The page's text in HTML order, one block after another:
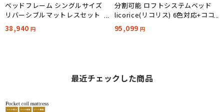
ベッドフレーム シングルサイズ
リバーシブルマットレスセット
RUES(ルース) 4色対応
38,940 円
分割可能 ロフトシステムベッド
licorice(リコリス) 6色対応+ココ
ナッツパームマットS am(アム) IV
95,099 円
最近チェックした商品